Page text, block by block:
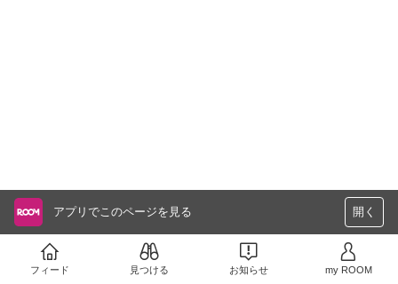
アプリでこのページを見る 開く
フィード 見つける お知らせ my ROOM